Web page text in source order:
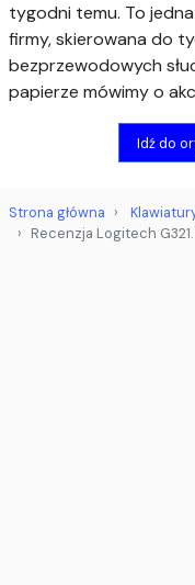
tygodni temu. To
firmy, skierowana do
bezprzewodowych
papierze mówimy o
Idź do
Strona główna
Recenzja Logitech